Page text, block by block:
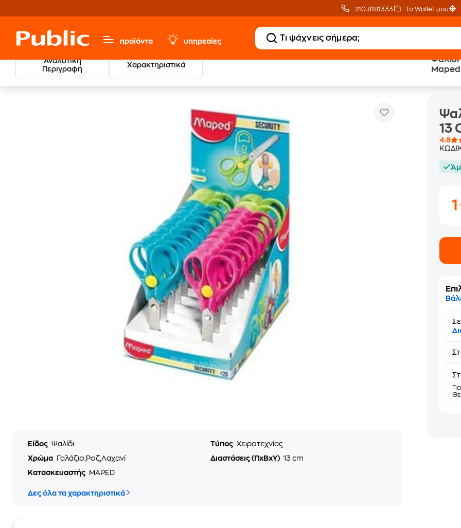
210 8181333 Το Wallet μου
προϊόντα υπηρεσίες
Αναλυτική
Περιγραφή
Χαρακτηριστικά
Ψαλίδι
Maped
Χαρτικά & Γραφική Ύλη
Ψαλίδι Maped Ασφάλειας Με Κουμπί
Είδος Ψαλίδι Τύπος Χειροτεχνίας
Χρώμα
Γαλάζιο,Ροζ,Λαχανί Διαστάσεις (ΠxΒxΥ) 13 cm
Κατασκευαστής
MAPED
Δες όλα τα χαρακτηριστικά
13
4.8
1